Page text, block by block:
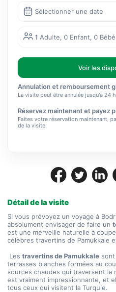
Détail de la visite
Si vous prévoyez un voyage à
absolument envisager de faire un
est une merveille naturelle à
célèbres travertins de Pamukkale
Les travertins de Pamukkale
terrasses blanches formées au
sources chaudes qui traversent la
est vraiment impressionnante, et
tous ceux qui visitent la Turquie.
Sélectionner une date
1 Adulte, 0 Enfant, 0 Bébé
Voir les
Annulation et remboursement
La visite peut être annulée jusqu'à 24
Réservez maintenant et payez
Faites votre réservation maintenant,
de la visite.